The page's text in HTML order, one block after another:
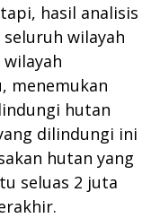
hasil analisis
wilayah
menemukan
hutan
dilindungi ini
hutan yang
seluas 2 juta